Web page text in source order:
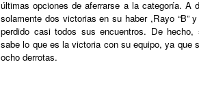
últimas opciones de aferrarse a la categoría. A
solamente dos victorias en su haber ,Rayo “B”
perdido casi todos sus encuentros. De
sabe lo que es la victoria con su equipo, ya que
ocho derrotas.